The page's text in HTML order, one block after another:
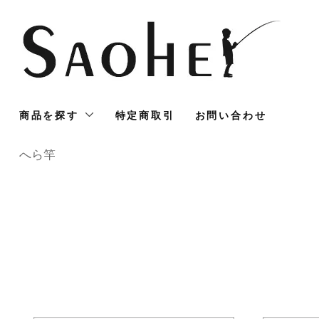
商品を探す 特定商取引 お問い合わせ
へら竿